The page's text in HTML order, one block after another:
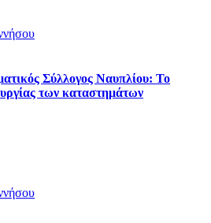
Σύλλογος Ναυπλίου: Το
των καταστημάτων